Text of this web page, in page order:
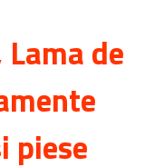
Lama de
piese